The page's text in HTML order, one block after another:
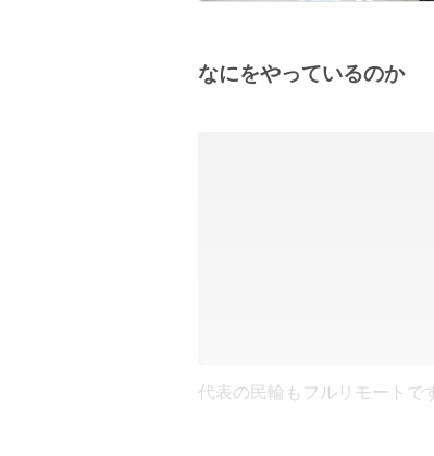
なにをやっているのか
代表の民輪もフルリモートです